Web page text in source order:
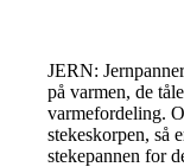
JERN:
på varmen, de
varmefordeling.
stekeskorpen, så
stekepannen for